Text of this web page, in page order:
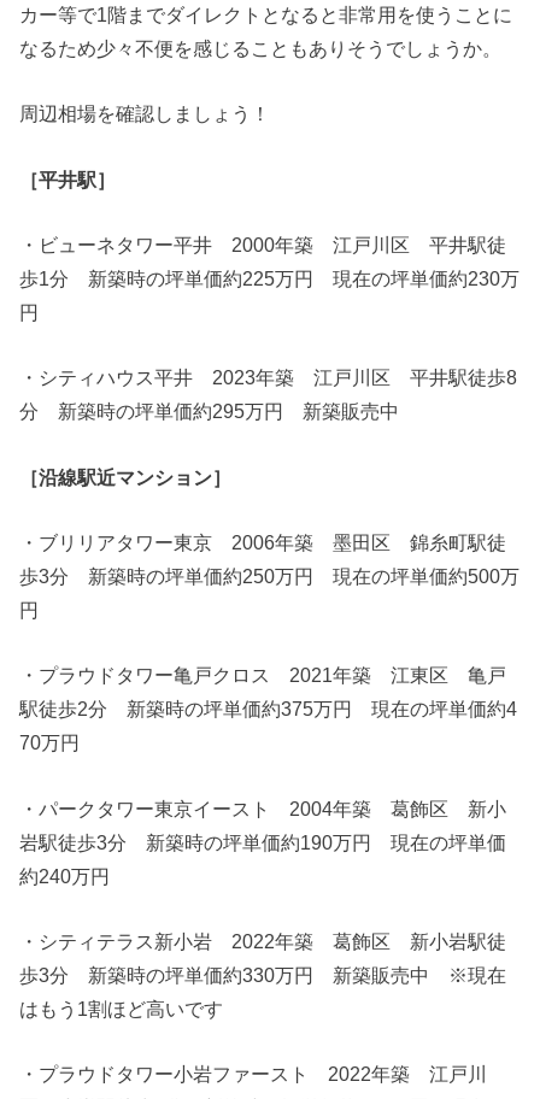
カー等で1階までダイレクトとなると非常用を使うことに
なるため少々不便を感じることもありそうでしょうか。
周辺相場を確認しましょう！
［平井駅］
・ビューネタワー平井 2000年築 江戸川区 平井駅徒
歩1分 新築時の坪単価約225万円 現在の坪単価約230万
円
・シティハウス平井 2023年築 江戸川区 平井駅徒歩8
分 新築時の坪単価約295万円 新築販売中
［沿線駅近マンション］
・ブリリアタワー東京 2006年築 墨田区 錦糸町駅徒
歩3分 新築時の坪単価約250万円 現在の坪単価約500万
円
・プラウドタワー亀戸クロス 2021年築 江東区 亀戸
駅徒歩2分 新築時の坪単価約375万円 現在の坪単価約4
70万円
・パークタワー東京イースト 2004年築 葛飾区 新小
岩駅徒歩3分 新築時の坪単価約190万円 現在の坪単価
約240万円
・シティテラス新小岩 2022年築 葛飾区 新小岩駅徒
歩3分 新築時の坪単価約330万円 新築販売中 ※現在
はもう1割ほど高いです
・プラウドタワー小岩ファースト 2022年築 江戸川